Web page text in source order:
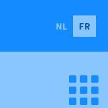
NL FR